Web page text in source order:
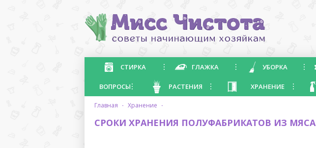
СТИРКА ГЛАЖКА УБОРКА
ВОПРОСЫ РАСТЕНИЯ ХРАНЕНИЕ
главная · хранение ·
СРОКИ ХРАНЕНИЯ ПОЛУФАБРИКАТОВ ИЗ МЯСА